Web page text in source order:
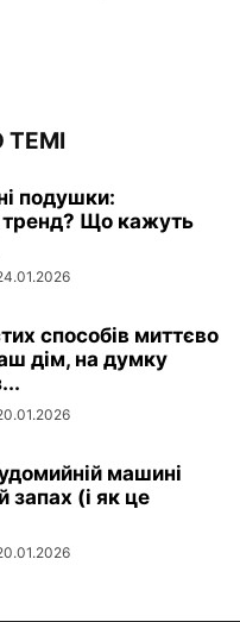
ТЕМІ
подушки:
тренд? Що кажуть
способів миттєво
дім, на думку
машині
запах (і як це